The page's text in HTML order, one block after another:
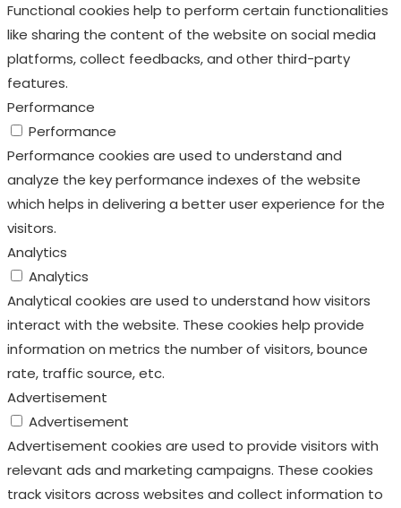
Functional cookies help to perform certain functionalities
like sharing the content of the website on social media
platforms, collect feedbacks, and other third-party
features.
Performance
Performance
Performance cookies are used to understand and
analyze the key performance indexes of the website
which helps in delivering a better user experience for the
visitors.
Analytics
Analytics
Analytical cookies are used to understand how visitors
interact with the website. These cookies help provide
information on metrics the number of visitors, bounce
rate, traffic source, etc.
Advertisement
Advertisement
Advertisement cookies are used to provide visitors with
relevant ads and marketing campaigns. These cookies
track visitors across websites and collect information to